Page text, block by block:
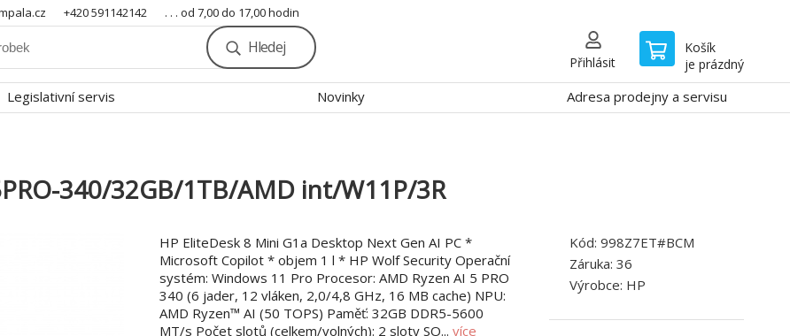
+420 591142142 . . . od 7,00 do 17,00 hodin
Hledej
Přihlásit
Košík
je prázdný
Legislativní servis Novinky Adresa prodejny a servisu
340/32GB/1TB/AMD int/W11P/3R
HP EliteDesk 8 Mini G1a Desktop Next Gen AI PC *
Microsoft Copilot * objem 1 l * HP Wolf Security Operační
systém: Windows 11 Pro Procesor: AMD Ryzen AI 5 PRO
340 (6 jader, 12 vláken, 2,0/4,8 GHz, 16 MB cache) NPU:
AMD Ryzen™ AI (50 TOPS) Paměť: 32GB DDR5-5600
MT/s Počet slotů (celkem/volných): 2 sloty SO... více
Kód: 998Z7ET#BCM
Záruka: 36
Výrobce: HP